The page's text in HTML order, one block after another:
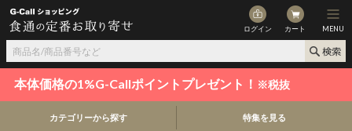
ログイン カート MENU
本体価格の1%G-Callポイントプレゼント！ ※税抜
カテゴリーから探す 特集を見る